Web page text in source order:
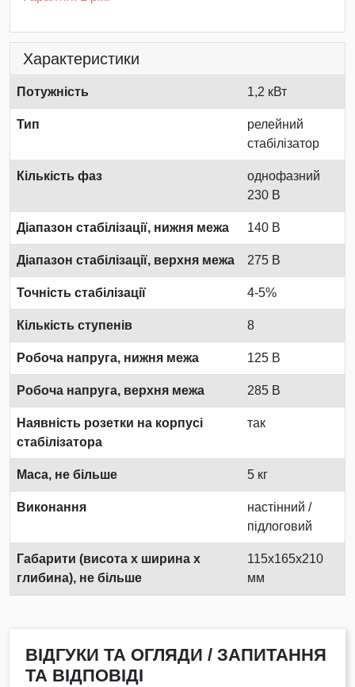
Характеристики
Потужність 1,2 кВт
Тип
релейний
стабілізатор
Кількість фаз
однофазний
230 В
Діапазон стабілізації, нижня межа 140 В
Діапазон стабілізації, верхня межа 275 В
Точність стабілізації 4-5%
Кількість ступенів 8
Робоча напруга, нижня межа 125 В
Робоча напруга, верхня межа 285 В
Наявність розетки на корпусі
стабілізатора
так
Маса, не більше 5 кг
Виконання
настінний /
підлоговий
Габарити (висота х ширина х
глибина), не більше
115х165х210
мм
ВІДГУКИ ТА ОГЛЯДИ / ЗАПИТАННЯ
ТА ВІДПОВІДІ